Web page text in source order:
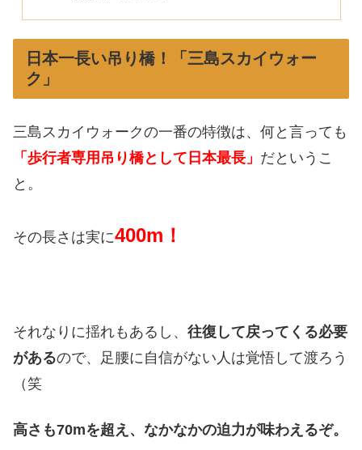
日本一長い吊り橋！「三島スカイウォー
ク」
三島スカイウォークの一番の特徴は、何と言っても
「歩行者専用吊り橋として日本最長」 だというこ
と。
その長さは実に400m！
それなりに揺れもあるし、 往復して戻ってくる必要
があるので、足腰に自信がない人は覚悟して渡ろう
（笑
高さも70mを超え、なかなかの迫力が味わえるぞ。